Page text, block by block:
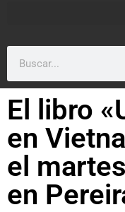
El libro
en
el
en